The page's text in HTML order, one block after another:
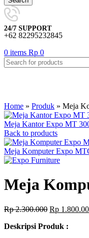
24/7 SUPPORT
+62 82295232845
0 items Rp 0
Home » Produk » Meja
Meja Kantor Expo MT
Back to products
Meja Komputer Expo
Meja
Rp2.300.000 Original
was:
Rp
Deskripsi Produk :